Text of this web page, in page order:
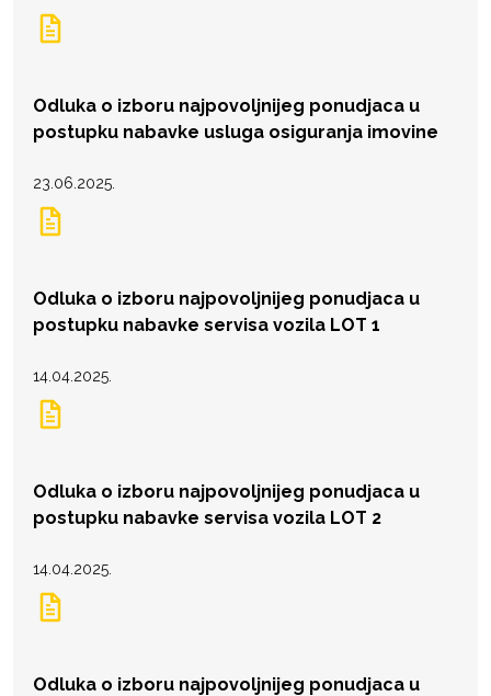
Odluka o izboru najpovoljnijeg ponudjaca u
postupku nabavke usluga osiguranja imovine
23.06.2025.
Odluka o izboru najpovoljnijeg ponudjaca u
postupku nabavke servisa vozila LOT 1
14.04.2025.
Odluka o izboru najpovoljnijeg ponudjaca u
postupku nabavke servisa vozila LOT 2
14.04.2025.
Odluka o izboru najpovoljnijeg ponudjaca u